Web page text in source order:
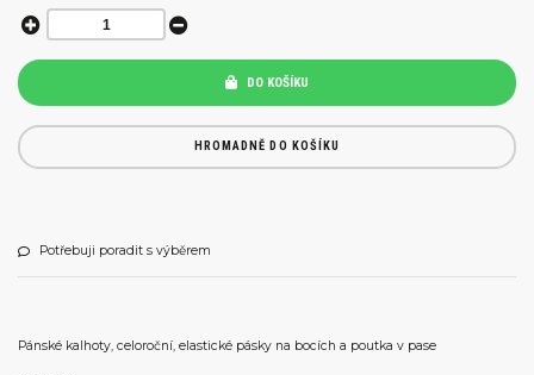
DO KOŠÍKU
HROMADNĚ DO KOŠÍKU
Potřebuji poradit s výběrem
Pánské kalhoty, celoroční, elastické pásky na bocích a poutka v pase